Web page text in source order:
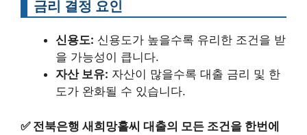
금리 결정 요인
신용도: 신용도가 높을수록 유리한 조건을 받
을 가능성이 큽니다.
자산 보유: 자산이 많을수록 대출 금리 및 한
도가 완화될 수 있습니다.
✅ 전북은행 새희망홀씨 대출의 모든 조건을 한번에